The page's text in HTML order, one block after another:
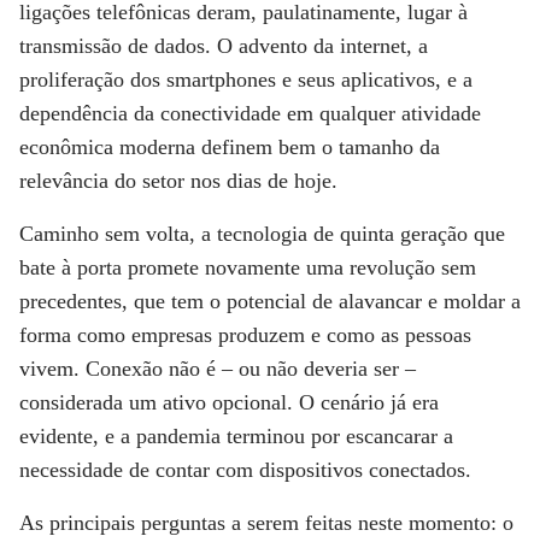
ligações telefônicas deram, paulatinamente, lugar à
transmissão de dados. O advento da internet, a
proliferação dos smartphones e seus aplicativos, e a
dependência da conectividade em qualquer atividade
econômica moderna definem bem o tamanho da
relevância do setor nos dias de hoje.
Caminho sem volta, a tecnologia de quinta geração que
bate à porta promete novamente uma revolução sem
precedentes, que tem o potencial de alavancar e moldar a
forma como empresas produzem e como as pessoas
vivem. Conexão não é – ou não deveria ser –
considerada um ativo opcional. O cenário já era
evidente, e a pandemia terminou por escancarar a
necessidade de contar com dispositivos conectados.
As principais perguntas a serem feitas neste momento: o